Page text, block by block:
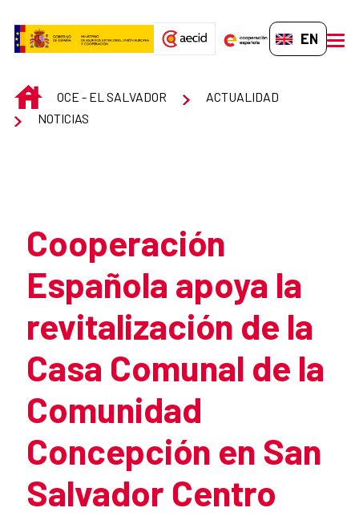
EN-GB
INICIOOCE - EL SALVADOR
ACTUALIDAD
NOTICIAS
Cooperación
Española apoya la
revitalización de la
Casa Comunal de la
Comunidad
Concepción en San
Salvador Centro